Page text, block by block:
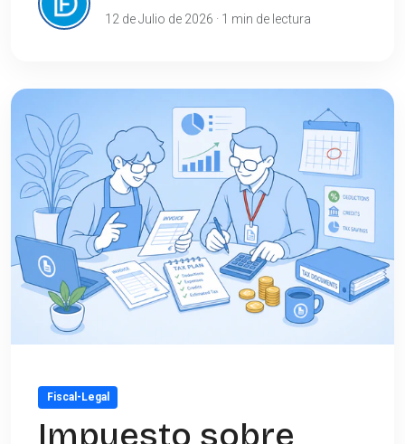
12 de Julio de 2026 · 1 min de lectura
Fiscal-Legal
Impuesto sobre